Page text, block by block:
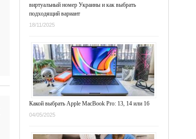
виртуальный номер Украины и как выбрать
подходящий вариант
18/11/2025
Какой выбрать Apple MacBook Pro: 13, 14 или 16
04/05/2025